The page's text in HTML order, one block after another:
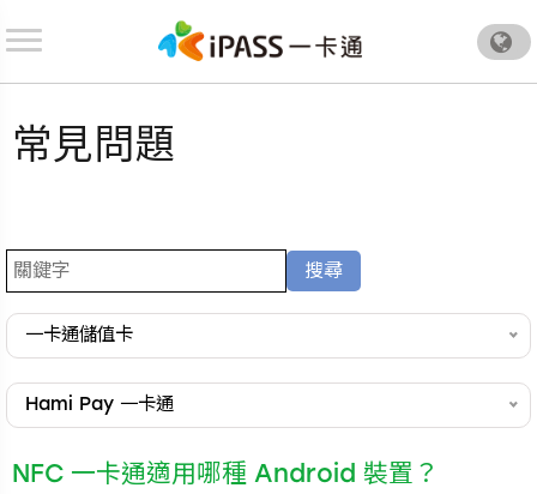
.
常見問題
一卡通儲值卡
Hami Pay 一卡通
NFC 一卡通適用哪種 Android 裝置？